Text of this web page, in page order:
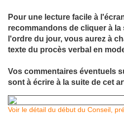
Pour une lecture facile à
recommandons de cliquer à
l'ordre du jour, vous aurez à
texte du procès verbal en
Vos commentaires éventuels
sont à écrire à la suite de cet
Voir le détail du début du Conseil,